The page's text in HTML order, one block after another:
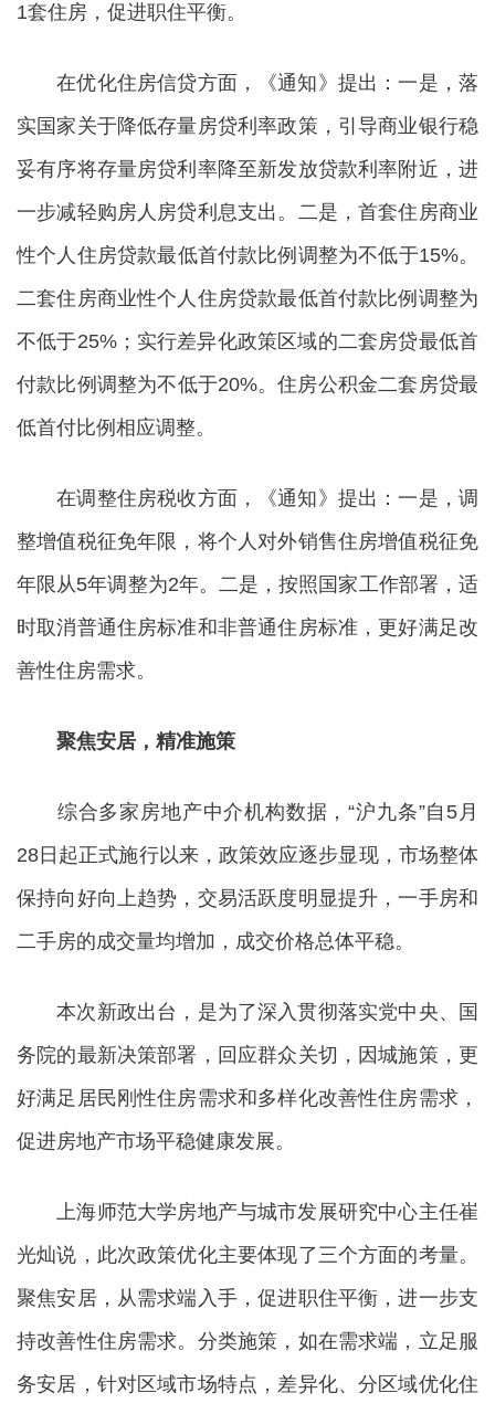
1套住房，促进职住平衡。
在优化住房信贷方面，《通知》提出：一是，落
实国家关于降低存量房贷利率政策，引导商业银行稳
妥有序将存量房贷利率降至新发放贷款利率附近，进
一步减轻购房人房贷利息支出。二是，首套住房商业
性个人住房贷款最低首付款比例调整为不低于15%。
二套住房商业性个人住房贷款最低首付款比例调整为
不低于25%；实行差异化政策区域的二套房贷最低首
付款比例调整为不低于20%。住房公积金二套房贷最
低首付比例相应调整。
在调整住房税收方面，《通知》提出：一是，调
整增值税征免年限，将个人对外销售住房增值税征免
年限从5年调整为2年。二是，按照国家工作部署，适
时取消普通住房标准和非普通住房标准，更好满足改
善性住房需求。
聚焦安居，精准施策
综合多家房地产中介机构数据，“沪九条”自5月
28日起正式施行以来，政策效应逐步显现，市场整体
保持向好向上趋势，交易活跃度明显提升，一手房和
二手房的成交量均增加，成交价格总体平稳。
本次新政出台，是为了深入贯彻落实党中央、国
务院的最新决策部署，回应群众关切，因城施策，更
好满足居民刚性住房需求和多样化改善性住房需求，
促进房地产市场平稳健康发展。
上海师范大学房地产与城市发展研究中心主任崔
光灿说，此次政策优化主要体现了三个方面的考量。
聚焦安居，从需求端入手，促进职住平衡，进一步支
持改善性住房需求。分类施策，如在需求端，立足服
务安居，针对区域市场特点，差异化、分区域优化住